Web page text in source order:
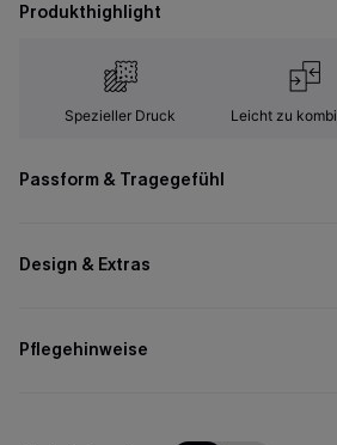
Produkthighlight
Spezieller Druck Leicht zu
Passform & Tragegefühl
Design & Extras
Pflegehinweise